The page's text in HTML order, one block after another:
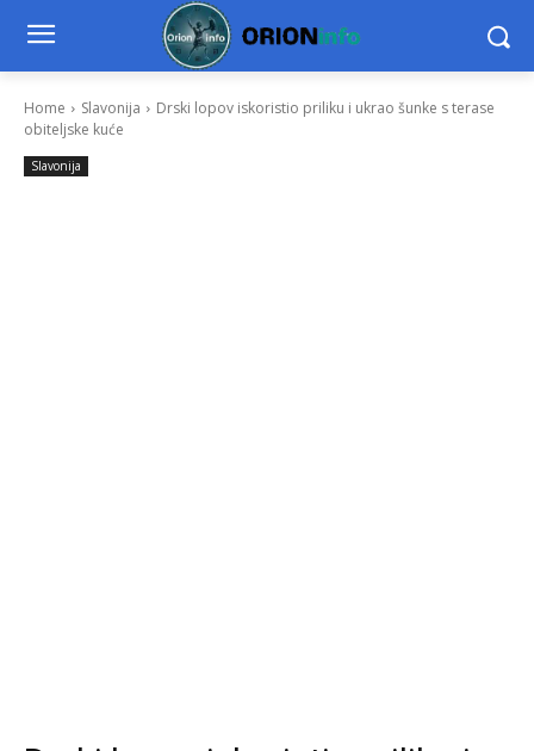
Home Slavonija
Drski lopov iskoristio priliku i ukrao šunke s terase
obiteljske kuće
Slavonija